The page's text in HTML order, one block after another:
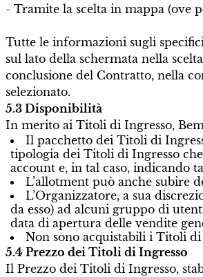
- Tramite la scelta in mappa (ove
Tutte le informazioni sugli specifici
sul lato della schermata nella
conclusione del Contratto, nella
selezionato.
5.3 Disponibilità
In merito ai Titoli di Ingresso,
Il pacchetto dei Titoli di
tipologia dei Titoli di Ingresso
account e, in tal caso, indicando
L’allotment può anche subire
L’Organizzatore, a sua
da esso) ad alcuni gruppo di
data di apertura delle vendite
Non sono acquistabili i Titoli di
5.4 Prezzo dei Titoli di Ingresso
Il Prezzo dei Titoli di Ingresso,